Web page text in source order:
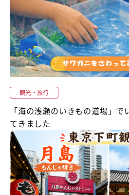
観光・旅行
「海の浅瀬のいきもの道場」
てきました